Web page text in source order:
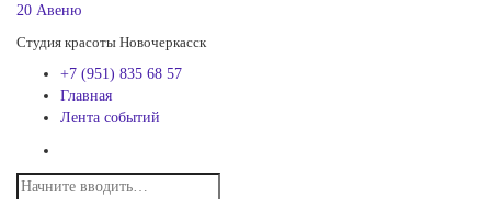
20 Авеню
Студия красоты Новочеркасск
+7 (951) 835 68 57
Главная
Лента событий